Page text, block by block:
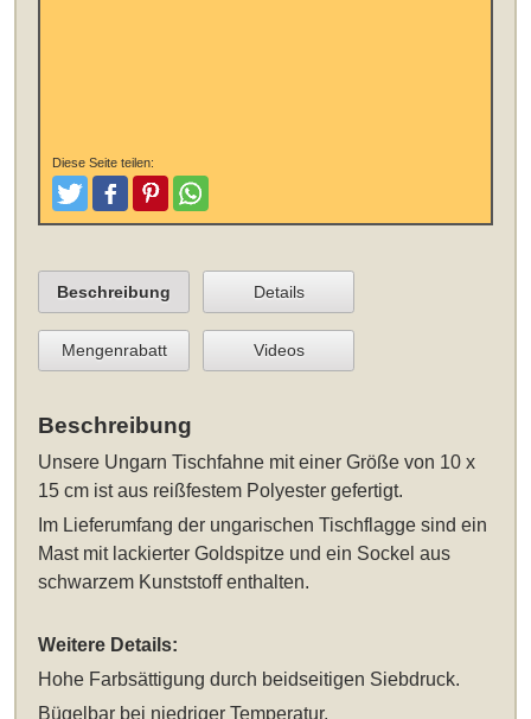
Diese Seite teilen:
TweetenPostenPinterestTeilen
Beschreibung Details
Mengenrabatt Videos
Beschreibung
Unsere Ungarn Tischfahne mit einer Größe von 10 x
15 cm ist aus reißfestem Polyester gefertigt.
Im Lieferumfang der ungarischen Tischflagge sind ein
Mast mit lackierter Goldspitze und ein Sockel aus
schwarzem Kunststoff enthalten.
Weitere Details:
Hohe Farbsättigung durch beidseitigen Siebdruck.
Bügelbar bei niedriger Temperatur.